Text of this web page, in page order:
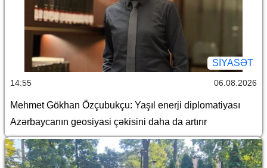
SİYASƏT
14:55 06.08.2026
Mehmet Gökhan Özçubukçu: Yaşıl enerji diplomatiyası
Azərbaycanın geosiyasi çəkisini daha da artırır